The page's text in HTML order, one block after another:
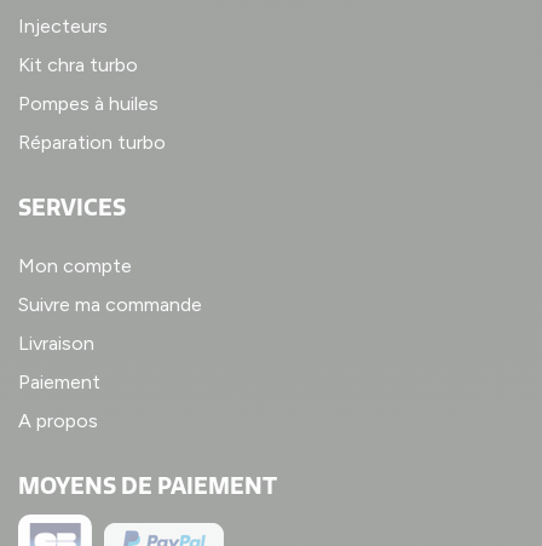
Injecteurs
Kit chra turbo
Pompes à huiles
Réparation turbo
SERVICES
Mon compte
Suivre ma commande
Livraison
Paiement
A propos
MOYENS DE PAIEMENT